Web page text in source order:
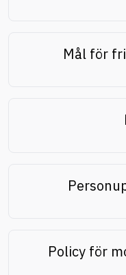
Mål för
Policy för